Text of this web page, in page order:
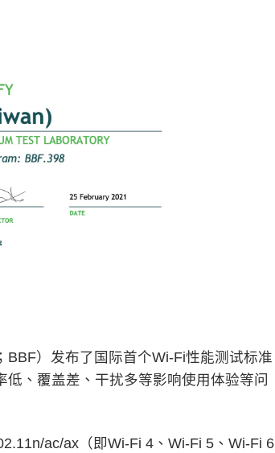
）发布了国际首个Wi-Fi性能测试标准
低、覆盖差、干扰多等影响使用体验等问
ac/ax（即Wi-Fi 4、Wi-Fi 5、Wi-Fi 6